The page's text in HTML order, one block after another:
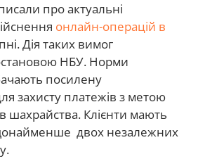
про актуальні
онлайн-операцій в
Дія таких вимог
НБУ. Норми
посилену
захисту платежів з метою
шахрайства. Клієнти мають
двох незалежних